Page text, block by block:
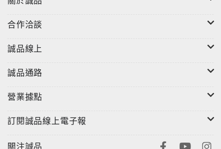
合作洽談
誠品線上
誠品通路
營業據點
訂閱誠品線上電子報
關注誠品